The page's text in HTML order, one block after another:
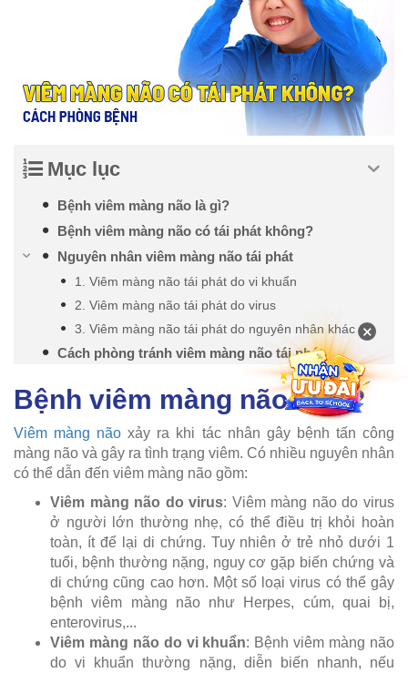
Mục lục
Bệnh viêm màng não là gì?
Bệnh viêm màng não có tái phát không?
Nguyên nhân viêm màng não tái phát
1. Viêm màng não tái phát do vi khuẩn
2. Viêm màng não tái phát do virus
3. Viêm màng não tái phát do nguyên nhân khác
Cách phòng tránh viêm màng não tái phát
Bệnh viêm màng não là gì?
Viêm màng não xảy ra khi tác nhân gây bệnh tấn công
màng não và gây ra tình trạng viêm. Có nhiều nguyên nhân
có thể dẫn đến viêm màng não gồm:
Viêm màng não do virus: Viêm màng não do virus
ở người lớn thường nhẹ, có thể điều trị khỏi hoàn
toàn, ít để lại di chứng. Tuy nhiên ở trẻ nhỏ dưới 1
tuổi, bệnh thường nặng, nguy cơ gặp biến chứng và
di chứng cũng cao hơn. Một số loại virus có thể gây
bệnh viêm màng não như Herpes, cúm, quai bị,
enterovirus,...
Viêm màng não do vi khuẩn: Bệnh viêm màng não
do vi khuẩn thường nặng, diễn biến nhanh, nếu
×